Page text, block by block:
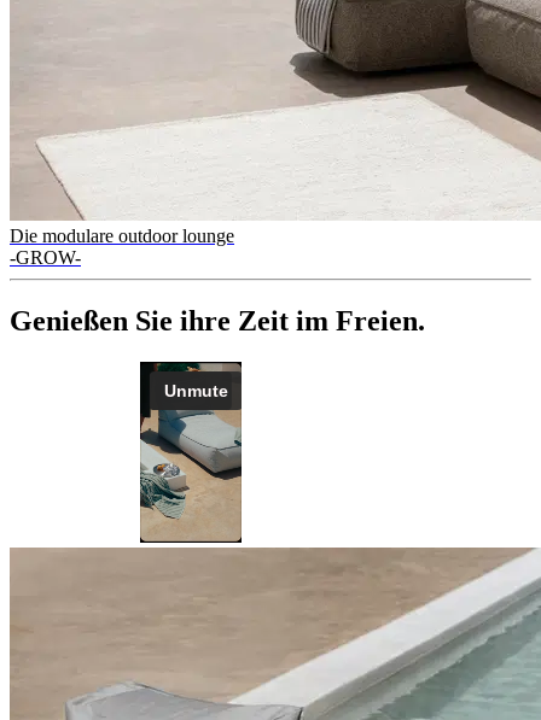
Die modulare outdoor lounge
-GROW-
Genießen Sie ihre Zeit im Freien.